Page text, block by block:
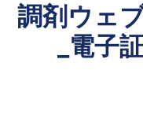
調剤ウェ
_電子